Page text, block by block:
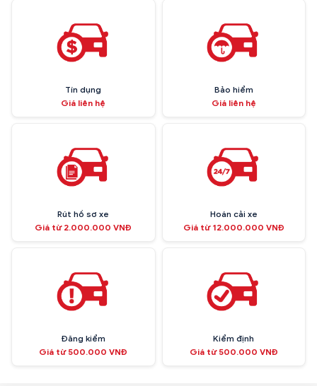
Tín dụng
Giá liên hệ
Bảo hiểm
Giá liên hệ
Rút hồ sơ xe
Giá từ 2.000.000 VNĐ
Hoán cải xe
Giá từ 12.000.000 VNĐ
Đăng kiểm
Giá từ 500.000 VNĐ
Kiểm định
Giá từ 500.000 VNĐ